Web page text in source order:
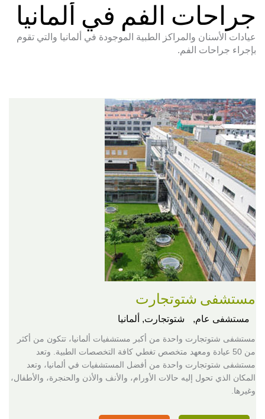
جراحات الفم في ألمانيا
عيادات الأسنان والمراكز الطبية الموجودة في ألمانيا والتي تقوم
بإجراء جراحات الفم.
مستشفى شتوتجارت
مستشفى عام, شتوتجارت, ألمانيا
مستشفى شتوتجارت واحدة من أكبر مستشفيات ألمانيا، تتكون من أكثر
من 50 عيادة ومعهد متخصص تغطي كافة التخصصات الطبية. وتعد
مستشفى شتوتجارت واحدة من أفضل المستشفيات في ألمانيا، وتعد
المكان الذي تحول إليه حالات الأورام، والأنف والأذن والحنجرة، والأطفال،
وغيرها.